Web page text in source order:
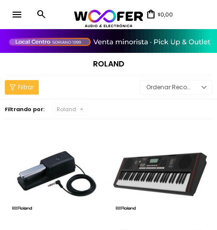
menu $0,00
ROLAND
Recomendados
Filtrando por: Roland
close